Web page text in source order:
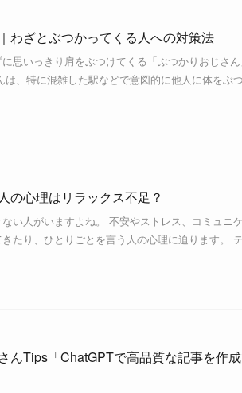
わざとぶつかってくる人への対策法
思いっきり肩をぶつけてくる「ぶつかりおじさ
、特に混雑した駅などで意図的に他人に体をぶ
の心理はリラックス不足？
い人がいますよね。 不安やストレス、コミュニ
たり、ひとりごとを言う人の心理に迫ります。
んTips「ChatGPTで高品質な記事を作